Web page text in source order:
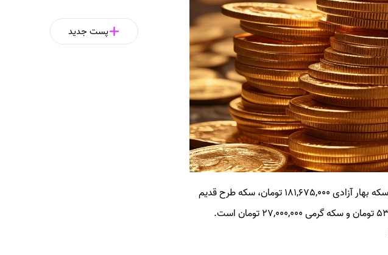
امروز شنبه 17 مرداد 1405 قیمت سکه امامی 185,020,000 تومان، سکه بهار آزادی 181,675,000 تومان، سکه طرح قدیم
181,500,000 تومان، نیم سکه 95,000,000 تومان، ربع سکه 53,000,000 تومان و سکه گرمی 27,000,000 تومان است.
پست جدید